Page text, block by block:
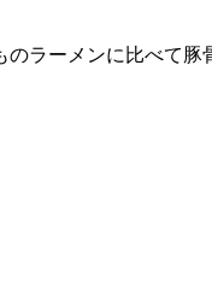
ラーメンに比べて豚